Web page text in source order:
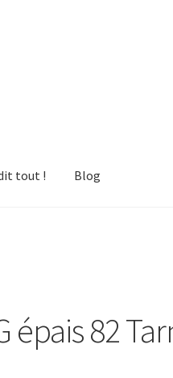
tout ! Blog
épais 82